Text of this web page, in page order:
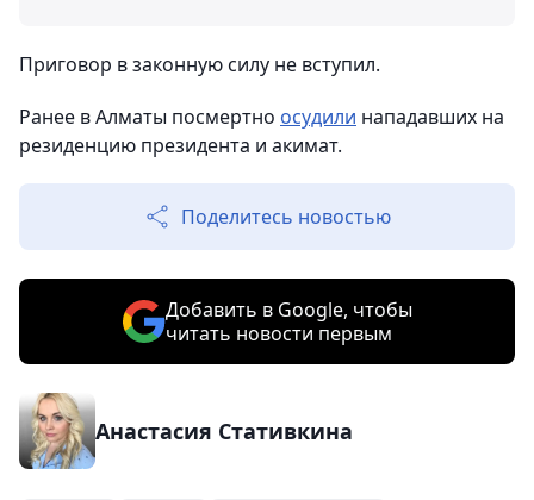
Приговор в законную силу не вступил.
Ранее в Алматы посмертно осудили нападавших на
резиденцию президента и акимат.
Поделитесь новостью
Добавить в Google, чтобы
читать новости первым
Анастасия Стативкина